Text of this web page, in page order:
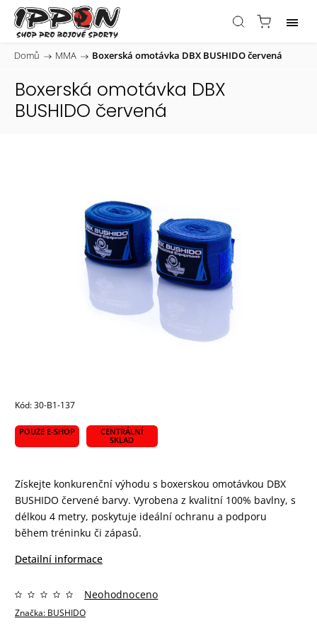
Domů / MMA / Boxerská omotávka DBX BUSHIDO červená
Boxerská omotávka DBX
BUSHIDO červená
Kód:30-B1-137
POUZE E-SHOP
CENTRÁLNÍ
SKLAD
Získejte konkurenční výhodu s boxerskou omotávkou DBX
BUSHIDO červené barvy. Vyrobena z kvalitní 100% bavlny, s
délkou 4 metry, poskytuje ideální ochranu a podporu
během tréninku či zápasů.
Detailní informace
Značka: BUSHIDO
Neohodnoceno